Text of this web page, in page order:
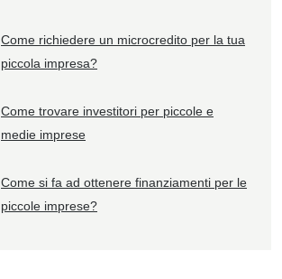
Come richiedere un microcredito per la tua
piccola impresa?
Come trovare investitori per piccole e
medie imprese
Come si fa ad ottenere finanziamenti per le
piccole imprese?